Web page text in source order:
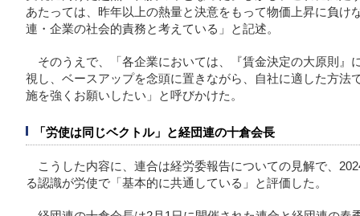
あたっては、昨年以上の熱量と決意をもって物価上昇に負け
連・企業の社会的責務と考えている」と記述。
そのうえで、「各企業においては、『賃金決定の大原則』
視し、ベースアップを念頭に置きながら、自社に適した方法
施を強くお願いしたい」と呼びかけた。
「労使は同じベクトル」と経団連の十倉会長
こうした内容に、連合は経労委報告についての見解で、
る認識が労使で「基本的に共通している」と評価した。